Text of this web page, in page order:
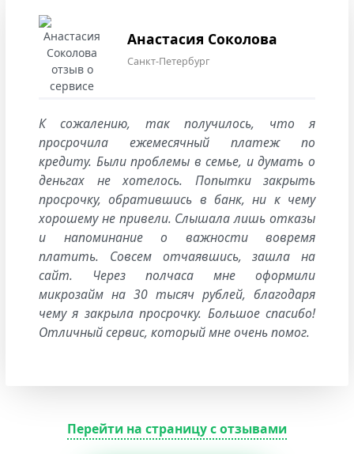
Анастасия Соколова
Санкт-Петербург
К сожалению, так получилось, что я
просрочила ежемесячный платеж по
кредиту. Были проблемы в семье, и думать о
деньгах не хотелось. Попытки закрыть
просрочку, обратившись в банк, ни к чему
хорошему не привели. Слышала лишь отказы
и напоминание о важности вовремя
платить. Совсем отчаявшись, зашла на
сайт. Через полчаса мне оформили
микрозайм на 30 тысяч рублей, благодаря
чему я закрыла просрочку. Большое спасибо!
Отличный сервис, который мне очень помог.
Перейти на страницу с отзывами